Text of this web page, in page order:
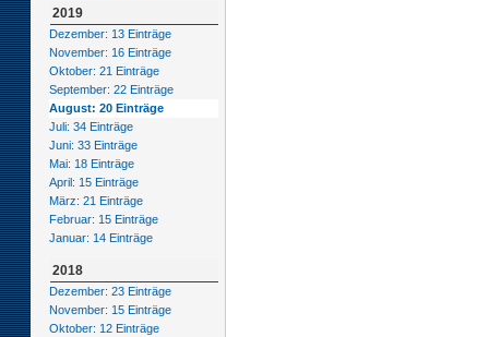
2019
Dezember: 13 Einträge
November: 16 Einträge
Oktober: 21 Einträge
September: 22 Einträge
August: 20 Einträge
Juli: 34 Einträge
Juni: 33 Einträge
Mai: 18 Einträge
April: 15 Einträge
März: 21 Einträge
Februar: 15 Einträge
Januar: 14 Einträge
2018
Dezember: 23 Einträge
November: 15 Einträge
Oktober: 12 Einträge